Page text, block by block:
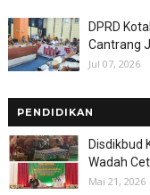
DPRD
Cantrang
Jul 07, 2026
PENDIDIKAN
Disdikbud
Wadah
Mai 21, 2026